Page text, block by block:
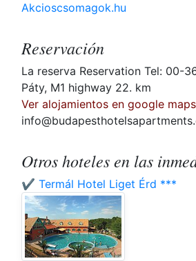
Akcioscsomagok.hu
Reservación
La reserva Reservation Tel: 00-
Páty, M1 highway 22. km
Ver alojamientos en google maps
Otros hoteles en las
✔️ Termál Hotel Liget Érd ***